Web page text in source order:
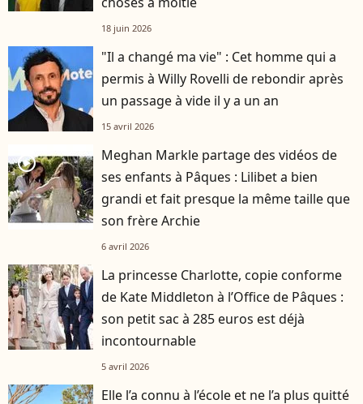
18 juin 2026
"Il a changé ma vie" : Cet homme qui a
permis à Willy Rovelli de rebondir après
un passage à vide il y a un an
15 avril 2026
player2
Meghan Markle partage des vidéos de
ses enfants à Pâques : Lilibet a bien
grandi et fait presque la même taille que
son frère Archie
6 avril 2026
La princesse Charlotte, copie conforme
de Kate Middleton à l’Office de Pâques :
son petit sac à 285 euros est déjà
incontournable
5 avril 2026
Elle l’a connu à l’école et ne l’a plus quitté